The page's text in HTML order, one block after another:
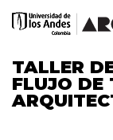
TALLER
FLUJO DE